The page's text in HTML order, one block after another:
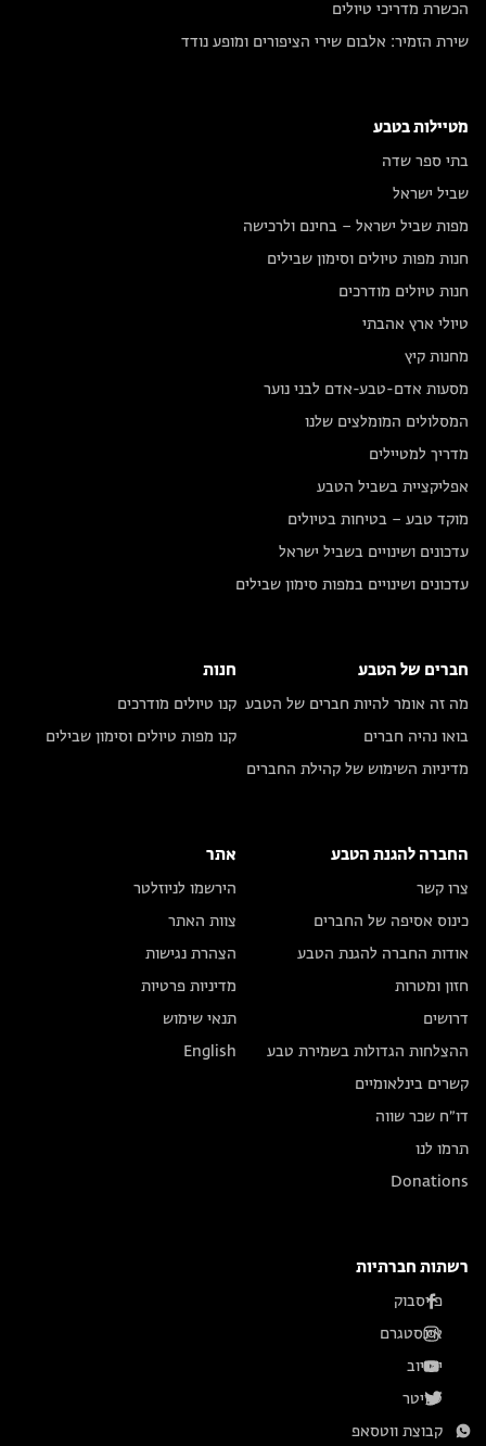
הכשרת מדריכי טיולים
שירת הזמיר: אלבום שירי הציפורים ומופע נודד
מטיילות בטבע
בתי ספר שדה
שביל ישראל
מפות שביל ישראל – בחינם ולרכישה
חנות מפות טיולים וסימון שבילים
חנות טיולים מודרכים
טיולי ארץ אהבתי
מחנות קיץ
מסעות אדם-טבע-אדם לבני נוער
המסלולים המומלצים שלנו
מדריך למטיילים
אפליקציית בשביל הטבע
מוקד טבע – בטיחות בטיולים
עדכונים ושינויים בשביל ישראל
עדכונים ושינויים במפות סימון שבילים
חברים של הטבע
מה זה אומר להיות חברים של הטבע
בואו נהיה חברים
מדיניות השימוש של קהילת החברים
חנות
קנו טיולים מודרכים
קנו מפות טיולים וסימון שבילים
החברה להגנת הטבע
צרו קשר
כינוס אסיפה של החברים
אודות החברה להגנת הטבע
חזון ומטרות
דרושים
ההצלחות הגדולות בשמירת טבע
קשרים בינלאומיים
דו״ח שכר שווה
תרמו לנו
Donations
אתר
הירשמו לניוזלטר
צוות האתר
הצהרת נגישות
מדיניות פרטיות
תנאי שימוש
English
רשתות חברתיות
פייסבוק
אינסטגרם
יוטיוב
טוויטר
קבוצת ווטסאפ